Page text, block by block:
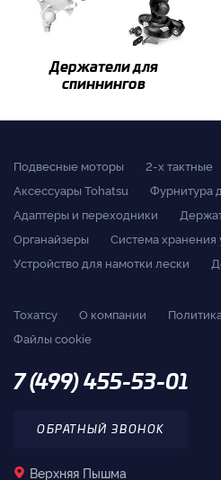
Держатели для
спиннингов
Подвесные моторы 2-x тактные
Аксессуары Tohatsu
Фурнитура
Адаптеры и переходники
Органайзеры
Система
Устройство для намотки лески
Тохатсу О компании
Файлы cookie
7 (499) 455-53-01
ОБРАТНЫЙ ЗВОНОК
Верхняя Пышма